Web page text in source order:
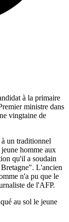
à la primaire
ministre dans
vingtaine de
un traditionnel
homme aux
qu'il a soudain
L'ancien
n'a pu que le
de l'AFP.
au sol le jeune